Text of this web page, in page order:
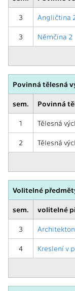
3 Angličtina
3 Němčina 2
Povinná tělesná
sem. Povinná
1 Tělesná
2 Tělesná
Volitelné
sem. volitelné
3
4 Kreslení v